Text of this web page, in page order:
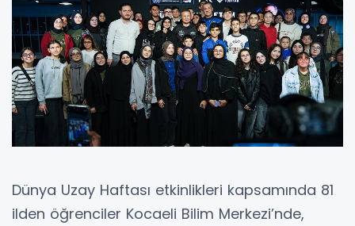
Dünya Uzay Haftası etkinlikleri kapsamında 81
ilden öğrenciler Kocaeli Bilim Merkezi’nde,